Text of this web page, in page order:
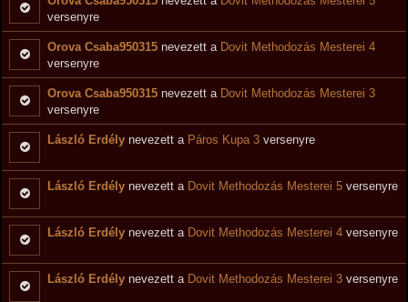
versenyre
Orova Csaba950315 nevezett a Dovit Methodozás Mesterei 4
versenyre
Orova Csaba950315 nevezett a Dovit Methodozás Mesterei 3
versenyre
László Erdély nevezett a Páros Kupa 3 versenyre
László Erdély nevezett a Dovit Methodozás Mesterei 5 versenyre
László Erdély nevezett a Dovit Methodozás Mesterei 4 versenyre
László Erdély nevezett a Dovit Methodozás Mesterei 3 versenyre